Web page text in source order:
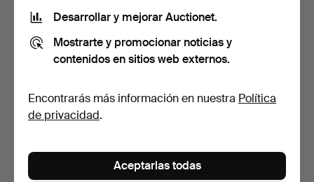
sobre papel, firmado, …
Retrato de la condesa Eva
…
Subastado 1 ago 2026
Desarrollar y mejorar Auctionet.
Mostrarte y promocionar noticias y
contenidos en sitios web externos.
Encontrarás más información en nuestra Política
de privacidad.
Aceptarlas todas